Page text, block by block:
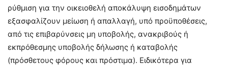
ρύθμιση για την οικειοθελή αποκάλυψη εισοδημάτων
εξασφαλίζουν μείωση ή απαλλαγή, υπό προϋποθέσεις,
από τις επιβαρύνσεις μη υποβολής, ανακριβούς ή
εκπρόθεσμης υποβολής δήλωσης ή καταβολής
(πρόσθετους φόρους και πρόστιμα). Ειδικότερα για